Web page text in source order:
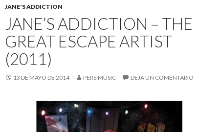
JANE'S ADDICTION
JANE’S ADDICTION – THE
GREAT ESCAPE ARTIST
(2011)
13 DE MAYO DE 2014 PERSIMUSIC DEJA UN COMENTARIO